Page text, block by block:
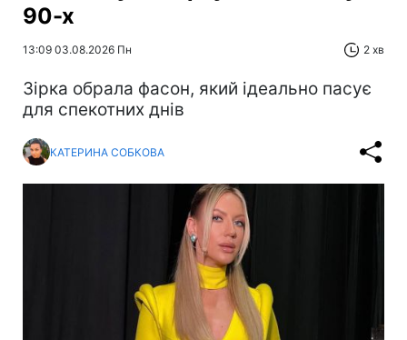
90-х
13:09 03.08.2026 Пн 2 хв
Зірка обрала фасон, який ідеально пасує
для спекотних днів
КАТЕРИНА СОБКОВА